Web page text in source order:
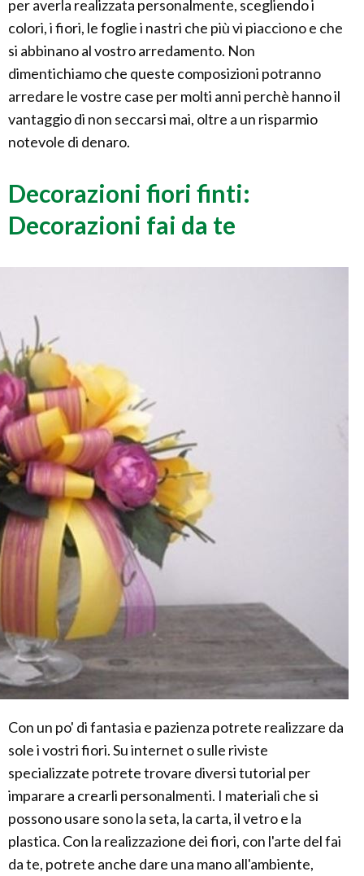
per averla realizzata personalmente, scegliendo i
colori, i fiori, le foglie i nastri che più vi piacciono e che
si abbinano al vostro arredamento. Non
dimentichiamo che queste composizioni potranno
arredare le vostre case per molti anni perchè hanno il
vantaggio di non seccarsi mai, oltre a un risparmio
notevole di denaro.
Decorazioni fiori finti:
Decorazioni fai da te
Con un po' di fantasia e pazienza potrete realizzare da
sole i vostri fiori. Su internet o sulle riviste
specializzate potrete trovare diversi tutorial per
imparare a crearli personalmenti. I materiali che si
possono usare sono la seta, la carta, il vetro e la
plastica. Con la realizzazione dei fiori, con l'arte del fai
da te, potrete anche dare una mano all'ambiente,